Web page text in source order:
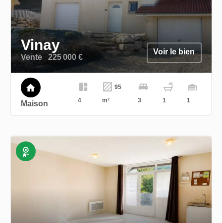
Vinay
Vente 225 000 €
Voir le bien
Maison 4
95
m²
3 1 1